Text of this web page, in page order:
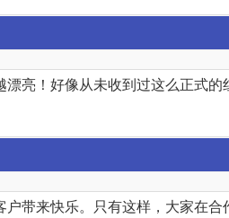
亮！好像从未收到过这么正式的
带来快乐。只有这样，大家在合